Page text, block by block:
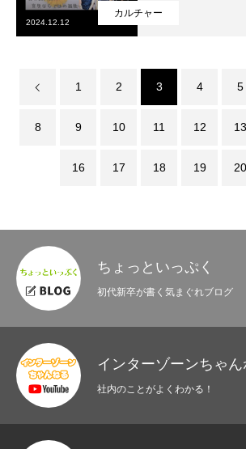
求人情報 カルチャー
2024.12.12
1 2 3 4 5
8 9 10 11 12 13
16 17 18 19 20
ちょっといっぷく
初代新卒が書く気まぐれブログ
インターゾーンちゃん
社内のことがよくわかる！